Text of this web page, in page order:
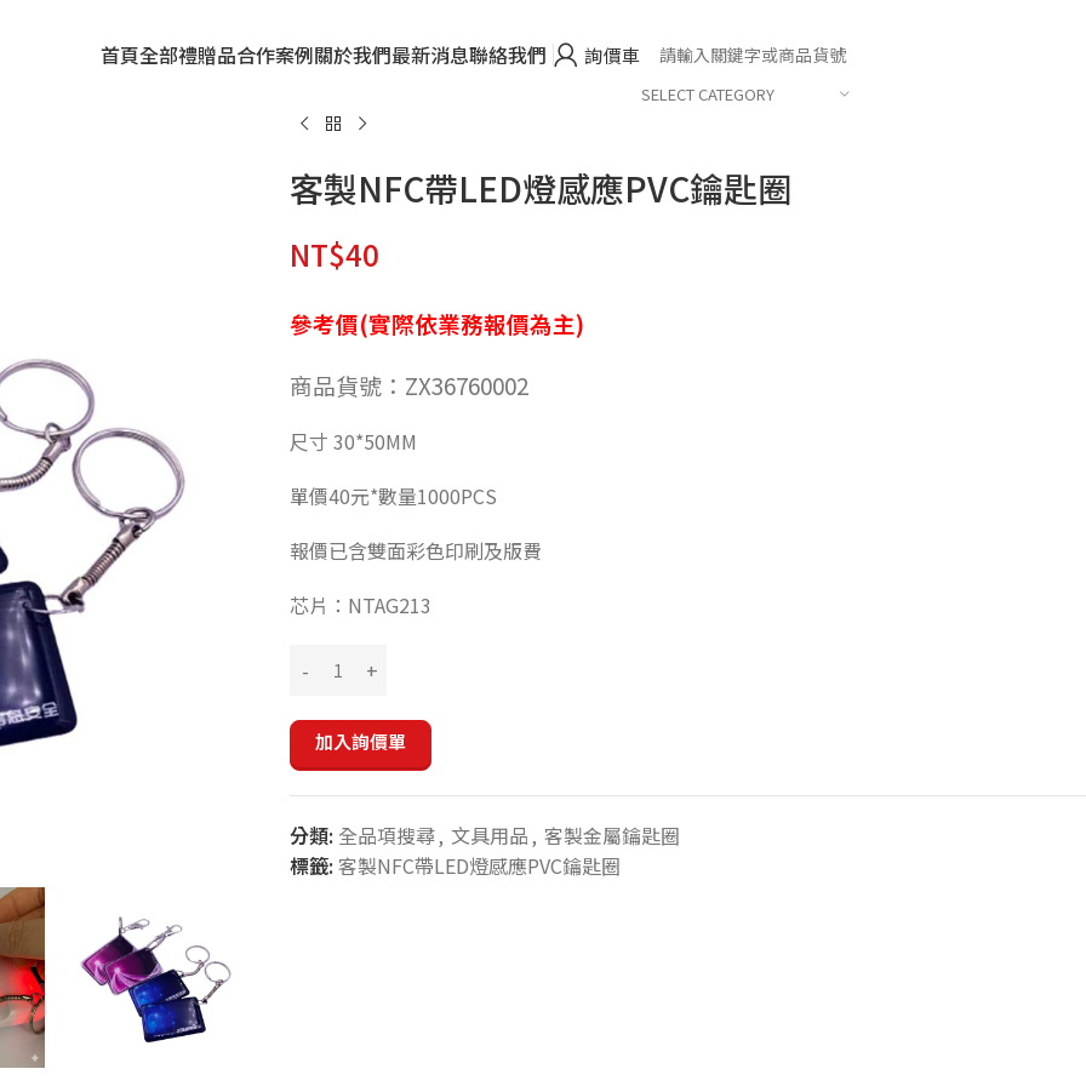
首頁全部禮贈品合作案例關於我們最新消息聯絡我們 詢價車
SELECT CATEGORY
客製NFC帶LED燈感應PVC鑰匙圈
NT$40
參考價(實際依業務報價為主)
商品貨號：ZX36760002
尺寸 30*50MM
單價40元*數量1000PCS
報價已含雙面彩色印刷及版費
芯片：NTAG213
加入詢價單
分類: 全品項搜尋, 文具用品 , 客製金屬鑰匙圈
標籤: 客製NFC帶LED燈感應PVC鑰匙圈